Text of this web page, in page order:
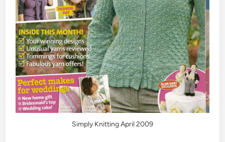
Simply Knitting April 2009